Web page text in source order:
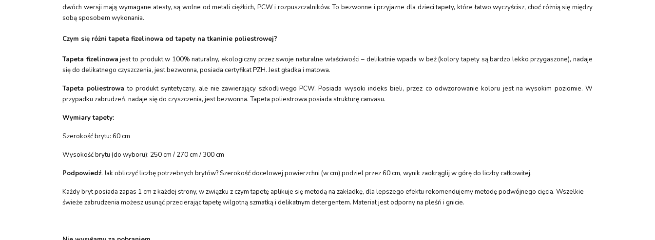
dwóch wersji mają wymagane atesty, są wolne od metali ciężkich, PCW i rozpuszczalników. To bezwonne i przyjazne dla dzieci tapety, które łatwo wyczyścisz, choć różnią się między
sobą sposobem wykonania.
Czym się różni tapeta fizelinowa od tapety na tkaninie poliestrowej?
Tapeta fizelinowa jest to produkt w 100% naturalny, ekologiczny przez swoje naturalne właściwości – delikatnie wpada w beż (kolory tapety są bardzo lekko przygaszone), nadaje
się do delikatnego czyszczenia, jest bezwonna, posiada certyfikat PZH. Jest gładka i matowa.
Tapeta poliestrowa to produkt syntetyczny, ale nie zawierający szkodliwego PCW. Posiada wysoki indeks bieli, przez co odwzorowanie koloru jest na wysokim poziomie. W
przypadku zabrudzeń, nadaje się do czyszczenia, jest bezwonna. Tapeta poliestrowa posiada strukturę canvasu.
Wymiary tapety:
Szerokość brytu: 60 cm
Wysokość brytu (do wyboru): 250 cm / 270 cm / 300 cm
Podpowiedź. Jak obliczyć liczbę potrzebnych brytów? Szerokość docelowej powierzchni (w cm) podziel przez 60 cm, wynik zaokrąglij w górę do liczby całkowitej.
Każdy bryt posiada zapas 1 cm z każdej strony, w związku z czym tapetę aplikuje się metodą na zakładkę, dla lepszego efektu rekomendujemy metodę podwójnego cięcia. Wszelkie
świeże zabrudzenia możesz usunąć przecierając tapetę wilgotną szmatką i delikatnym detergentem. Materiał jest odporny na pleśń i gnicie.